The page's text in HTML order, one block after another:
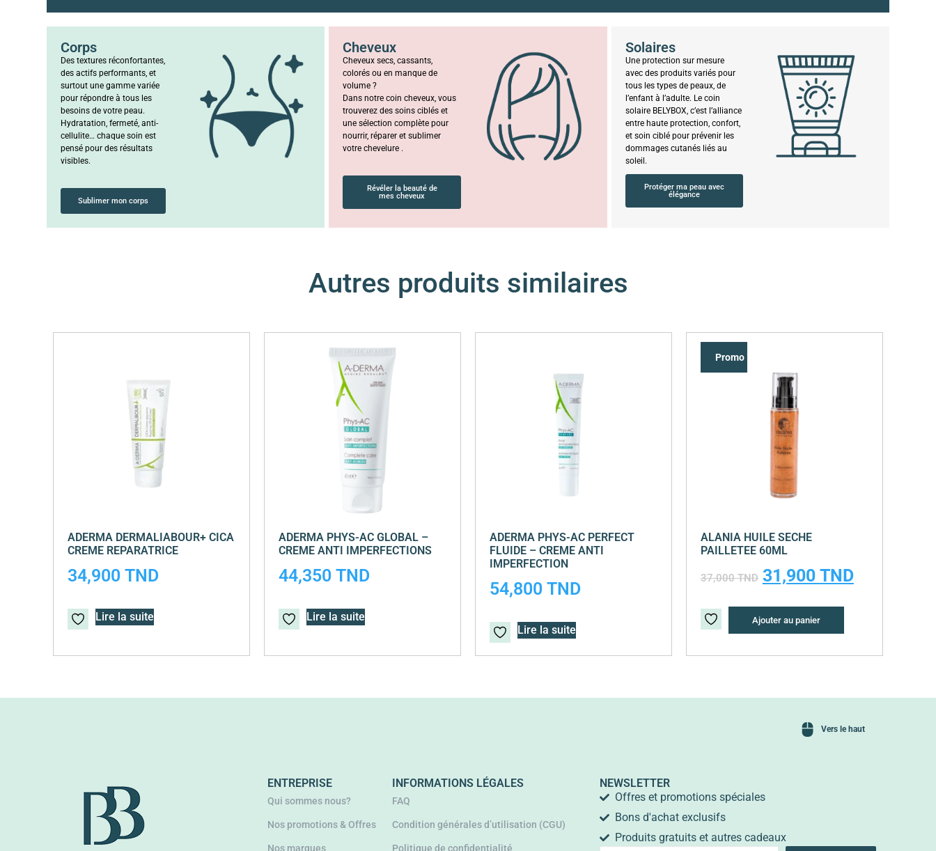
Corps
Des textures réconfortantes,
des actifs performants, et
surtout une gamme variée
pour répondre à tous les
besoins de votre peau.
Hydratation, fermeté, anti-
cellulite… chaque soin est
pensé pour des résultats
visibles.
Sublimer mon corps
Cheveux
Cheveux secs, cassants,
colorés ou en manque de
volume ?
Dans notre coin cheveux, vous
trouverez des soins ciblés et
une sélection complète pour
nourrir, réparer et sublimer
votre chevelure .
Révéler la beauté de
mes cheveux
Solaires
Une protection sur mesure
avec des produits variés pour
tous les types de peaux, de
l’enfant à l’adulte. Le coin
solaire BELYBOX, c’est l’alliance
entre haute protection, confort,
et soin ciblé pour prévenir les
dommages cutanés liés au
soleil.
Protéger ma peau avec
élégance
Autres produits similaires
Promo !
ALANIA HUILE SECHE
PAILLETEE 60ML
37,000TND 31,900 TND
Ajouter au panier
ADERMA PHYS-AC PERFECT
FLUIDE – CREME ANTI
IMPERFECTION
54,800 TND
Lire la suite
ADERMA PHYS-AC GLOBAL –
CREME ANTI IMPERFECTIONS
44,350TND
Lire la suite
ADERMA DERMALIABOUR+ CICA
CREME REPARATRICE
34,900TND
Lire la suite
Vers le haut
ENTREPRISE
Qui sommes nous?
Nos promotions & Offres
Nos marques
INFORMATIONS LÉGALES
FAQ
Condition générales d’utilisation (CGU)
Politique de confidentialité
NEWSLETTER
Offres et promotions spéciales
Bons d'achat exclusifs
Produits gratuits et autres cadeaux